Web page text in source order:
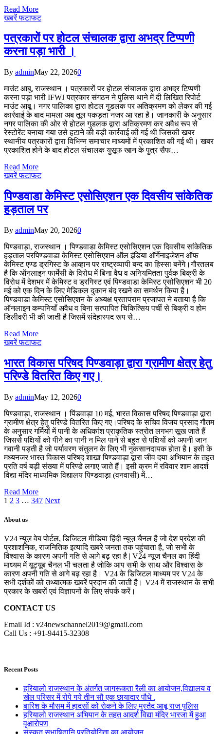
Read More
खबरें फटाफट
पत्रकारों पर होटल संचालक द्वारा अभद्र टिप्पणी
करना पड़ा भारी ।
By adminMay 22, 20260
माउंट आबू, राजस्थान । पत्रकारों पर होटल संचालक द्वारा अभद्र टिप्पणी
करना पड़ा भारी IFWJ पत्रकार संगठन ने पुलिस थाने में दी लिखित रिपोर्ट
माउंट आबू। नगर पालिका द्वारा होटल गुडलक पर अतिक्रमण को लेकर की गई
कार्रवाई के बाद मामला अब तूल पकड़ता नजर आ रहा है। जानकारी के अनुसार
नगर पालिका की ओर से होटल गुडलक द्वारा अतिक्रमण कर अवैध रूप से
रेस्टोरेंट बनाया गया उसे हटाने की बड़ी कार्रवाई की गई थी जिसकी खबर
स्थानीय पत्रकारों द्वारा विभिन्न समाचार माध्यमों में प्रकाशित की गई थी। खबर
प्रकाशित होने के बाद होटल संचालक युसूफ खान के पुत्र सैफ…
Read More
खबरें फटाफट
पिण्डवाडा केमिस्ट एसोसिएशन एक दिवसीय सांकेतिक
हड़ताल पर
By adminMay 20, 20260
पिण्डवाड़ा, राजस्थान । पिण्डवाडा केमिस्ट एसोसिएशन एक दिवसीय सांकेतिक
हड़ताल परपिण्डवाडा केमिस्ट एसोसिएशन ऑल इंडिया ऑर्गेनाइजेशन ऑफ
केमिस्ट एण्ड ड्रगिस्ट के आव्हान पर राष्ट्रव्यापी बन्द का हिस्सा बनेंगे।गौरतलब
है कि ऑनलाइन फार्मेसी के विरोध में बिना वैध व अनियमितता पुर्वक बिक्री के
विरोध में देशभर में केमिस्ट व ड्रगिस्ट एवं पिण्डवाडा केमिस्ट एसोसिएशन भी 20
मई को एक दिन के लिए मेडिकल दुकान बंद रखने का समर्थन किया है।
पिण्डवाडा केमिस्ट एसोसिएशन के अध्यक्ष प्रतापराम प्रजापत ने बताया है कि
ऑनलाइन कम्पनियाँ अवैध व बिना सत्यापित चिकित्सिय पर्ची से बिक्री व होम
डिलीवरी भी की जाती है जिसमें संदेहास्पद रूप से…
Read More
खबरें फटाफट
भारत विकास परिषद पिण्डवाड़ा द्वारा ग्रामीण क्षेत्र हेतु
परिण्डे वितरित किए गए।
By adminMay 12, 20260
पिण्डवाड़ा, राजस्थान । पिंडवाड़ा 10 मई, भारत विकास परिषद पिण्डवाड़ा द्वारा
ग्रामीण क्षेत्र हेतु परिण्डे वितरित किए गए।परिषद के सचिव विजय प्रसाद गौतम
के अनुसार गर्मियों में पानी के अधिकांश प्राकृतिक स्त्रोत लगभग सूख जाते हैं
जिससे पक्षियों को पीने का पानी न मिल पाने से बहुत से पक्षियों को अपनी जान
गवानी पड़ती है जो पर्यावरण संतुलन के लिए भी नुकसानदायक होता है। इसी के
मध्यनजर भारत विकास परिषद शाखा पिण्डवाड़ा द्वारा जीव दया अभियान के तहत
प्रति वर्ष बड़ी संख्या में परिण्डे लगाए जाते हैं। इसी क्रम में रविवार शाम आदर्श
विद्या मंदिर माध्यमिक विद्यालय पिण्डवाड़ा (वनवासी) में…
Read More
1 2 3 … 347 Next
About us
V24 न्यूज़ वेब पोर्टल, डिजिटल मीडिया हिंदी न्यूज़ चैनल है जो देश प्रदेश की
प्रशाशनिक, राजनितिक इत्यादि खबरे जनता तक पहुंचाता है, जो सभी के
विश्वास के कारण अपनी गति से आगे बढ़ रहा है | V24 न्यूज चैनल का हिंदी
माध्यम में यूट्यूब चैनल भी चलता है जोकि आप सभी के साथ और विश्वास के
कारण अपनी गति से आगे बढ़ रहा है। V24 के डिजिटल माध्यम पर V24 के
सभी दर्शकों को तथ्यात्मक खबरें प्रदान की जाती है। V24 में राजस्थान के सभी
प्रकार के खबरों एवं विज्ञापनों के लिए संपर्क करें।
CONTACT US
Email Id : v24newschannel2019@gmail.com
Call Us : +91-94415-32308
Recent Posts
हरियालो राजस्थान के अंतर्गत जागरूकता रैली का आयोजन,विद्यालय व
खेल परिसर में रोपे गये तीन सौ एक छायादार पौधे .
बारिश के मौसम में हादसों को रोकने के लिए मुस्तैद आबू राज पुलिस
हरियालो राजस्थान अभियान के तहत आदर्श विद्या मंदिर भारजा में हुआ
वृक्षारोपण
संस्कृत सुभाषितानि प्रतियोगिता का आयोजन